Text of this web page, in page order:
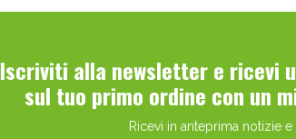
Iscriviti alla newsletter e ricevi
sul tuo primo ordine con un
Ricevi in anteprima notizie